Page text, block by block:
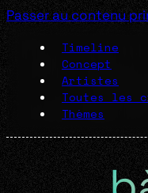
Passer au contenu
Timeline
Concept
Artistes
Toutes les
Thèmes